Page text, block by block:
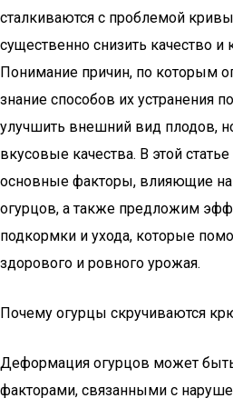
сталкиваются с проблемой
существенно снизить качество и
Понимание причин, по которым
знание способов их устранения
улучшить внешний вид плодов,
вкусовые качества. В этой
основные факторы, влияющие
огурцов, а также предложим
подкормки и ухода, которые
здорового и ровного урожая.
Почему огурцы скручиваются
Деформация огурцов может
факторами, связанными с